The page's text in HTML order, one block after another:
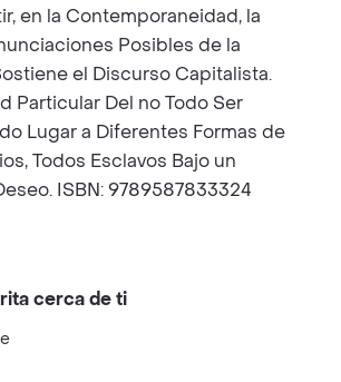
en la Contemporaneidad, la
Posibles de la
el Discurso Capitalista.
Particular Del no Todo Ser
Lugar a Diferentes Formas de
Todos Esclavos Bajo un
ISBN: 9789587833324
cerca de ti